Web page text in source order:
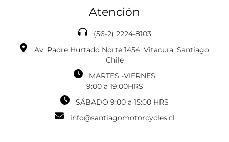
Atención
(56-2) 2224-8103
Av. Padre Hurtado Norte 1454, Vitacura, Santiago,
Chile
MARTES -VIERNES
‎‎‎9:00 a 19:00HRS
SÁBADO 9:00 a 15:00 HRS
info@santiagomotorcycles.cl